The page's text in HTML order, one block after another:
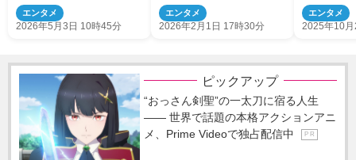
バい綺麗だぁ」
エンタメ
2026年5月3日 10時45分
功エンタメ
2026年2月1日 17時30分
だなぁって
エンタメ
2025年10
ピックアップ
“おっさん剣聖”の一太刀に宿る人生
―― 世界で話題の本格アクションアニ
メ、Prime Videoで独占配信中
P R